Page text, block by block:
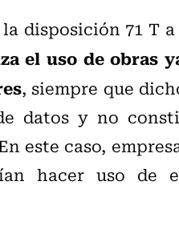
71 T a
el uso de obras
, siempre que
datos y no
este caso,
hacer uso de